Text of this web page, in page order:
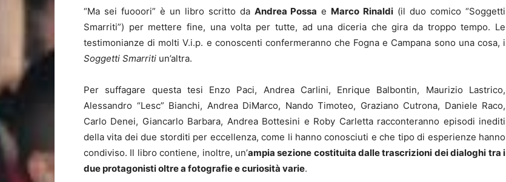
“Ma sei fuooori” è un libro scritto da Andrea Possa e Marco Rinaldi (il duo comico “Soggetti
Smarriti”) per mettere fine, una volta per tutte, ad una diceria che gira da troppo tempo. Le
testimonianze di molti V.i.p. e conoscenti confermeranno che Fogna e Campana sono una cosa, i
Soggetti Smarriti un’altra.
Per suffagare questa tesi Enzo Paci, Andrea Carlini, Enrique Balbontin, Maurizio Lastrico,
Alessandro “Lesc” Bianchi, Andrea DiMarco, Nando Timoteo, Graziano Cutrona, Daniele Raco,
Carlo Denei, Giancarlo Barbara, Andrea Bottesini e Roby Carletta racconteranno episodi inediti
della vita dei due storditi per eccellenza, come li hanno conosciuti e che tipo di esperienze hanno
condiviso. Il libro contiene, inoltre, un’ampia sezione costituita dalle trascrizioni dei dialoghi tra i
due protagonisti oltre a fotografie e curiosità varie.